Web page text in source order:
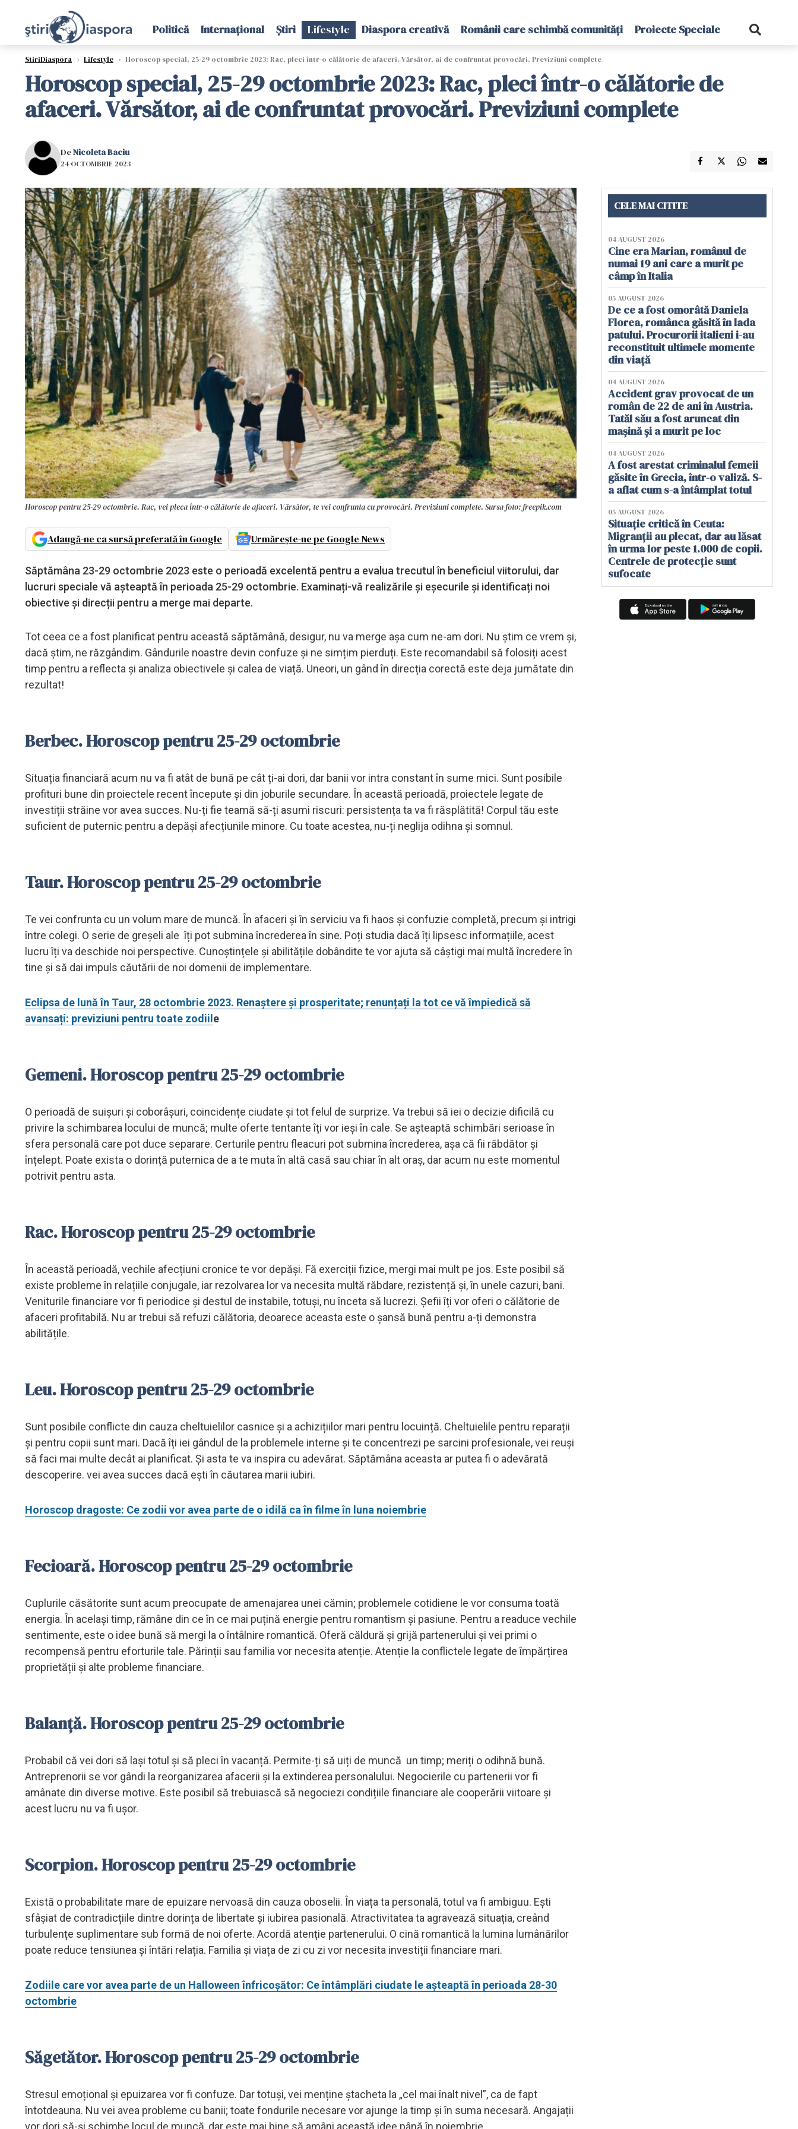
Politică Internațional Știri Lifestyle Diaspora creativă Românii care schimbă comunități Proiecte Speciale
StiriDiaspora › Lifestyle › Horoscop special, 25-29 octombrie 2023: Rac, pleci într-o călătorie de afaceri. Vărsător, ai de confruntat provocări. Previziuni complete
Horoscop special, 25-29 octombrie 2023: Rac, pleci într-o călătorie de
afaceri. Vărsător, ai de confruntat provocări. Previziuni complete
DeNicoleta Baciu
24 OCTOMBRIE 2023
Horoscop pentru 25-29 octombrie. Rac, vei pleca într-o călătorie de afaceri. Vărsător, te vei confrunta cu provocări. Previziuni complete. Sursa foto: freepik.com
Adaugă-ne ca sursă preferată în Google Urmărește-ne pe Google News
Săptămâna 23-29 octombrie 2023 este o perioadă excelentă pentru a evalua trecutul în beneficiul viitorului, dar
lucruri speciale vă așteaptă în perioada 25-29 octombrie. Examinați-vă realizările și eșecurile și identificați noi
obiective și direcții pentru a merge mai departe.
Tot ceea ce a fost planificat pentru această săptămână, desigur, nu va merge așa cum ne-am dori. Nu știm ce vrem și,
dacă știm, ne răzgândim. Gândurile noastre devin confuze și ne simțim pierduți. Este recomandabil să folosiți acest
timp pentru a reflecta și analiza obiectivele și calea de viață. Uneori, un gând în direcția corectă este deja jumătate din
rezultat!
Berbec. Horoscop pentru 25-29 octombrie
Situația financiară acum nu va fi atât de bună pe cât ți-ai dori, dar banii vor intra constant în sume mici. Sunt posibile
profituri bune din proiectele recent începute și din joburile secundare. În această perioadă, proiectele legate de
investiții străine vor avea succes. Nu-ți fie teamă să-ți asumi riscuri: persistența ta va fi răsplătită! Corpul tău este
suficient de puternic pentru a depăși afecțiunile minore. Cu toate acestea, nu-ți neglija odihna și somnul.
Taur. Horoscop pentru 25-29 octombrie
Te vei confrunta cu un volum mare de muncă. În afaceri și în serviciu va fi haos și confuzie completă, precum și intrigi
între colegi. O serie de greșeli ale îți pot submina încrederea în sine. Poți studia dacă îți lipsesc informațiile, acest
lucru îți va deschide noi perspective. Cunoștințele și abilitățile dobândite te vor ajuta să câștigi mai multă încredere în
tine și să dai impuls căutării de noi domenii de implementare.
Eclipsa de lună în Taur, 28 octombrie 2023. Renaștere și prosperitate; renunțați la tot ce vă împiedică să
avansați: previziuni pentru toate zodiile
Gemeni. Horoscop pentru 25-29 octombrie
O perioadă de suișuri și coborâșuri, coincidențe ciudate și tot felul de surprize. Va trebui să iei o decizie dificilă cu
privire la schimbarea locului de muncă; multe oferte tentante îți vor ieși în cale. Se așteaptă schimbări serioase în
sfera personală care pot duce separare. Certurile pentru fleacuri pot submina încrederea, așa că fii răbdător și
înțelept. Poate exista o dorință puternica de a te muta în altă casă sau chiar în alt oraș, dar acum nu este momentul
potrivit pentru asta.
Rac. Horoscop pentru 25-29 octombrie
În această perioadă, vechile afecțiuni cronice te vor depăși. Fă exerciții fizice, mergi mai mult pe jos. Este posibil să
existe probleme în relațiile conjugale, iar rezolvarea lor va necesita multă răbdare, rezistență și, în unele cazuri, bani.
Veniturile financiare vor fi periodice și destul de instabile, totuși, nu înceta să lucrezi. Șefii îți vor oferi o călătorie de
afaceri profitabilă. Nu ar trebui să refuzi călătoria, deoarece aceasta este o șansă bună pentru a-ți demonstra
abilitățile.
Leu. Horoscop pentru 25-29 octombrie
Sunt posibile conflicte din cauza cheltuielilor casnice și a achizițiilor mari pentru locuință. Cheltuielile pentru reparații
și pentru copii sunt mari. Dacă îți iei gândul de la problemele interne și te concentrezi pe sarcini profesionale, vei reuși
să faci mai multe decât ai planificat. Și asta te va inspira cu adevărat. Săptămâna aceasta ar putea fi o adevărată
descoperire. vei avea succes dacă ești în căutarea marii iubiri.
Horoscop dragoste: Ce zodii vor avea parte de o idilă ca în filme în luna noiembrie
Fecioară. Horoscop pentru 25-29 octombrie
Cuplurile căsătorite sunt acum preocupate de amenajarea unei cămin; problemele cotidiene le vor consuma toată
energia. În același timp, rămâne din ce în ce mai puțină energie pentru romantism și pasiune. Pentru a readuce vechile
sentimente, este o idee bună să mergi la o întâlnire romantică. Oferă căldură și grijă partenerului și vei primi o
recompensă pentru eforturile tale. Părinții sau familia vor necesita atenție. Atenție la conflictele legate de împărțirea
proprietății și alte probleme financiare.
Balanță. Horoscop pentru 25-29 octombrie
Probabil că vei dori să lași totul și să pleci în vacanță. Permite-ți să uiți de muncă un timp; meriți o odihnă bună.
Antreprenorii se vor gândi la reorganizarea afacerii și la extinderea personalului. Negocierile cu partenerii vor fi
amânate din diverse motive. Este posibil să trebuiască să negociezi condițiile financiare ale cooperării viitoare și
acest lucru nu va fi ușor.
Scorpion. Horoscop pentru 25-29 octombrie
Există o probabilitate mare de epuizare nervoasă din cauza oboselii. În viața ta personală, totul va fi ambiguu. Ești
sfâșiat de contradicțiile dintre dorința de libertate și iubirea pasională. Atractivitatea ta agravează situația, creând
turbulențe suplimentare sub formă de noi oferte. Acordă atenție partenerului. O cină romantică la lumina lumânărilor
poate reduce tensiunea și întări relația. Familia și viața de zi cu zi vor necesita investiții financiare mari.
Zodiile care vor avea parte de un Halloween înfricoșător: Ce întâmplări ciudate le așteaptă în perioada 28-30
octombrie
Săgetător. Horoscop pentru 25-29 octombrie
Stresul emoțional și epuizarea vor fi confuze. Dar totuși, vei menține ștacheta la „cel mai înalt nivel”, ca de fapt
întotdeauna. Nu vei avea probleme cu banii; toate fondurile necesare vor ajunge la timp și în suma necesară. Angajații
vor dori să-și schimbe locul de muncă, dar este mai bine să amâni această idee până în noiembrie.
CELE MAI CITITE
04 AUGUST 2026
Cine era Marian, românul de
numai 19 ani care a murit pe
câmp în Italia
05 AUGUST 2026
De ce a fost omorâtă Daniela
Florea, românca găsită în lada
patului. Procurorii italieni i-au
reconstituit ultimele momente
din viață
04 AUGUST 2026
Accident grav provocat de un
român de 22 de ani în Austria.
Tatăl său a fost aruncat din
mașină și a murit pe loc
04 AUGUST 2026
A fost arestat criminalul femeii
găsite în Grecia, într-o valiză. S-
a aflat cum s-a întâmplat totul
05 AUGUST 2026
Situație critică în Ceuta:
Migranții au plecat, dar au lăsat
în urma lor peste 1.000 de copii.
Centrele de protecție sunt
sufocate